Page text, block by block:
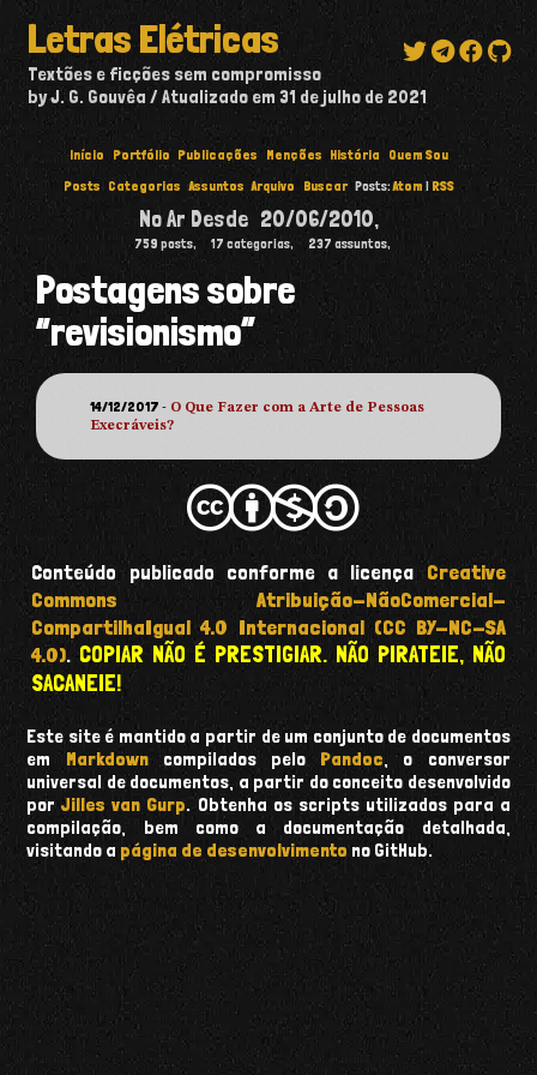
Letras Elétricas
Textões e ficções sem compromisso
by J. G. Gouvêa
Atualizado em31 de julho de 2021
Início Portfólio Publicações Menções História
Quem Sou
Posts Categorias Assuntos Arquivo Buscar Posts:Atom | RSS
No Ar Desde 20/06/2010,
759 posts, 17 categorias, 237 assuntos,
Postagens sobre
“revisionismo”
14/12/2017 - O Que Fazer com a Arte de Pessoas
Execráveis?
Conteúdo publicado conforme a licença Creative
Commons Atribuição-NãoComercial-
CompartilhaIgual 4.0 Internacional (CC BY-NC-SA
4.0).COPIAR NÃO É PRESTIGIAR. NÃO PIRATEIE, NÃO
SACANEIE!
Este site é mantido a partir de um conjunto de documentos
em Markdowncompilados pelo Pandoc , o conversor
universal de documentos, a partir do conceito desenvolvido
porJilles van Gurp. Obtenha os scripts utilizados para a
compilação, bem como a documentação detalhada,
visitando a página de desenvolvimento no GitHub.